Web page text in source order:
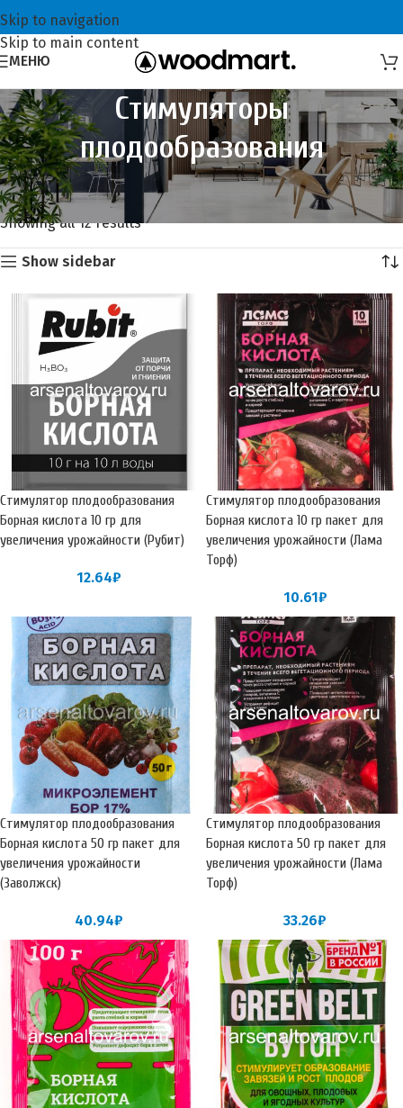
Skip to navigation
Skip to main content
МЕНЮ
Стимуляторы
плодообразования
Главная Всё для садоводов
Стимуляторы плодообразования
Showing all 12 results
Show sidebar
Стимулятор плодообразования
Борная кислота 10 гр для
увеличения урожайности (Рубит)
12.64₽
Стимулятор плодообразования
Борная кислота 10 гр пакет для
увеличения урожайности (Лама
Торф)
10.61₽
Стимулятор плодообразования
Борная кислота 50 гр пакет для
увеличения урожайности
(Заволжск)
40.94₽
Стимулятор плодообразования
Борная кислота 50 гр пакет для
увеличения урожайности (Лама
Торф)
33.26₽